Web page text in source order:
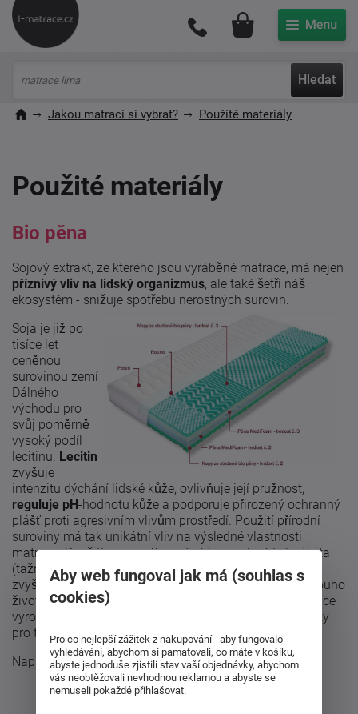
Hledat
Můj účet
Jakou matraci si vybrat? Použité materiály
Použité materiály
Bio pěna
Sojový extrakt, ze kterého jsou vyráběné matrace, má nejen
příznivý vliv na lidský organizmus, ale také šetří náš
ekosystém - snižuje spotřebu nerostných surovin.
Soja je již po
tisíce let
ceněnou
surovinou zemí
Dálného
východu pro
svůj poměrně
vysoký podíl
lecitinu. Lecitin
zvyšuje
intenzitu dýchání lidské kůže, ovlivňuje její pružnost,
reguluje pH-hodnotu kůže a podporuje přirozený ochranný
plášť proti agresivním vlivům prostředí. Použití přírodní
suroviny má tak unikátní vliv na výsledné vlastnosti
matrace. Použitím sojového extraktu se násobí elasticita
(tažnost),snižuje se tlaková deformacea zároveň se
zvyšuje odrazová pružnost. Tato pěna se vyznačuje dlouho
životností askvělými ortopedickými vlastnosmi
. Matrace
vyrobené z extraktu soji splňují nejnáročnější požadavky
pro testování,
Okotex-Standard - Třídy 1.
Např. matraceKorfu.
Aby web fungoval jak má (souhlas s
cookies)
Pro co nejlepší zážitek z nakupování - aby fungovalo
vyhledávání, abychom si pamatovali, co máte v košíku,
abyste jednoduše zjistili stav vaší objednávky, abychom
vás neobtěžovali nevhodnou reklamou a abyste se
nemuseli pokaždé přihlašovat.